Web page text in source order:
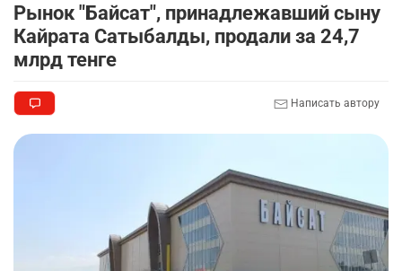
Рынок "Байсат", принадлежавший сыну
Кайрата Сатыбалды, продали за 24,7
млрд тенге
Написать автору